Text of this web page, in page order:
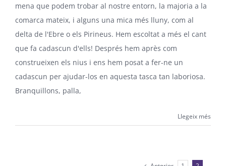
mena que podem trobar al nostre entorn, la majoria a la
comarca mateix, i alguns una mica més lluny, com al
delta de l'Ebre o els Pirineus. Hem escoltat a més el cant
que fa cadascun d'ells! Després hem après com
construeixen els nius i ens hem posat a fer-ne un
cadascun per ajudar-los en aquesta tasca tan laboriosa.
Branquillons, palla,
Llegeix més